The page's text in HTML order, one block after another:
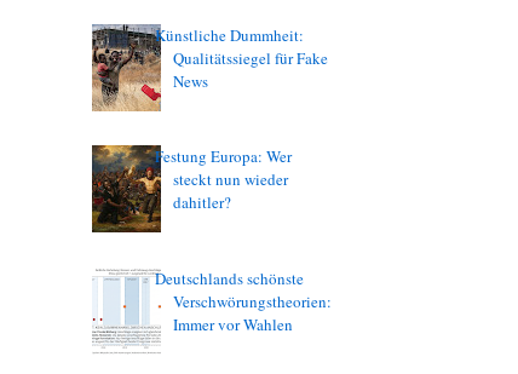
Künstliche Dummheit:
Qualitätssiegel für Fake
News
Festung Europa: Wer
steckt nun wieder
dahitler?
Deutschlands schönste
Verschwörungstheorien:
Immer vor Wahlen